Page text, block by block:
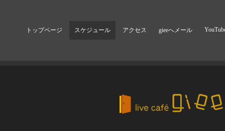
トップページ スケジュール アクセス gieeへメール